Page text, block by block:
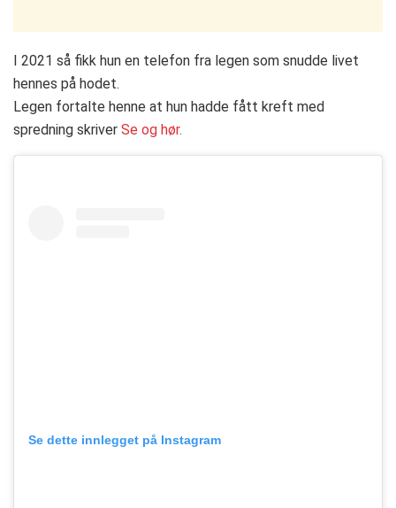
I 2021 så fikk hun en telefon fra legen som snudde livet
hennes på hodet.
Legen fortalte henne at hun hadde fått kreft med
spredning skriver Se og hør.
Se dette innlegget på Instagram